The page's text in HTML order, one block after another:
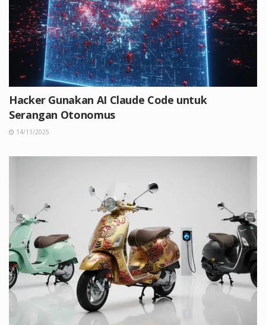
Hacker Gunakan AI Claude Code untuk
Serangan Otonomus
14/11/2025